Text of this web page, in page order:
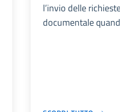
l’invio delle
documentale